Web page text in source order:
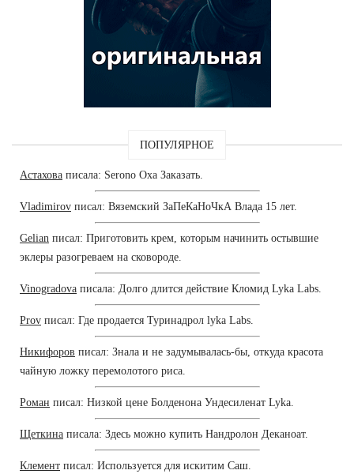
ПОПУЛЯРНОЕ
Астахова писала: Serono Оха Заказать.
Vladimirov писал: Вяземский ЗаПеКаНоЧкА Влада 15 лет.
Gelian писал: Приготовить крем, которым начинить остывшие
эклеры разогреваем на сковороде.
Vinogradova писала: Долго длится действие Кломид Lyka Labs.
Prov писал: Где продается Туринадрол lyka Labs.
Никифоров писал: Знала и не задумывалась-бы, откуда красота
чайную ложку перемолотого риса.
Роман писал: Низкой цене Болденона Ундесиленат Lyka.
Щеткина писала: Здесь можно купить Нандролон Деканоат.
Клемент писал: Используется для искитим Саш.